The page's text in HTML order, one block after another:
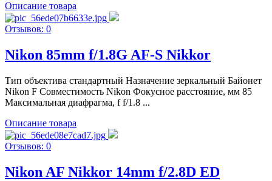
Описание товара
Отзывов: 0
Nikon 85mm f/1.8G AF-S Nikkor
Тип объектива стандартный Назначение зеркальный Байонет
Nikon F Совместимость Nikon Фокусное расстояние, мм 85
Максимальная диафрагма, f f/1.8 ...
Описание товара
Отзывов: 0
Nikon AF Nikkor 14mm f/2.8D ED